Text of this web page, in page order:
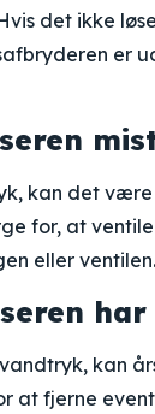
det ikke
er
kan det
for, at
eller ventilen.
kan
at fjerne